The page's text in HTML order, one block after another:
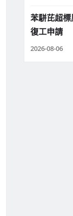
苯駢芘超
復工申請
2026-08-06